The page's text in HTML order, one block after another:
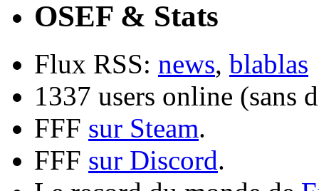
OSEF & Stats
Flux RSS: news, blablas
1337 users online (sans
FFF sur Steam.
FFF sur Discord.